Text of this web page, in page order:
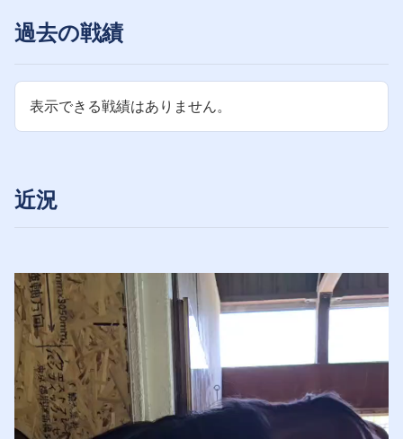
過去の戦績
表示できる戦績はありません。
近況